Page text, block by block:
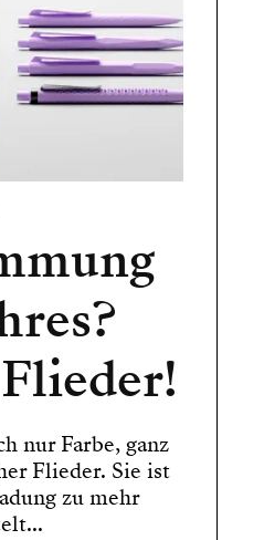
nur Farbe, ganz
Flieder. Sie ist
zu mehr